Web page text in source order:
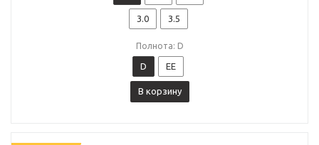
3.0 3.5
Полнота: D
D EE
В корзину